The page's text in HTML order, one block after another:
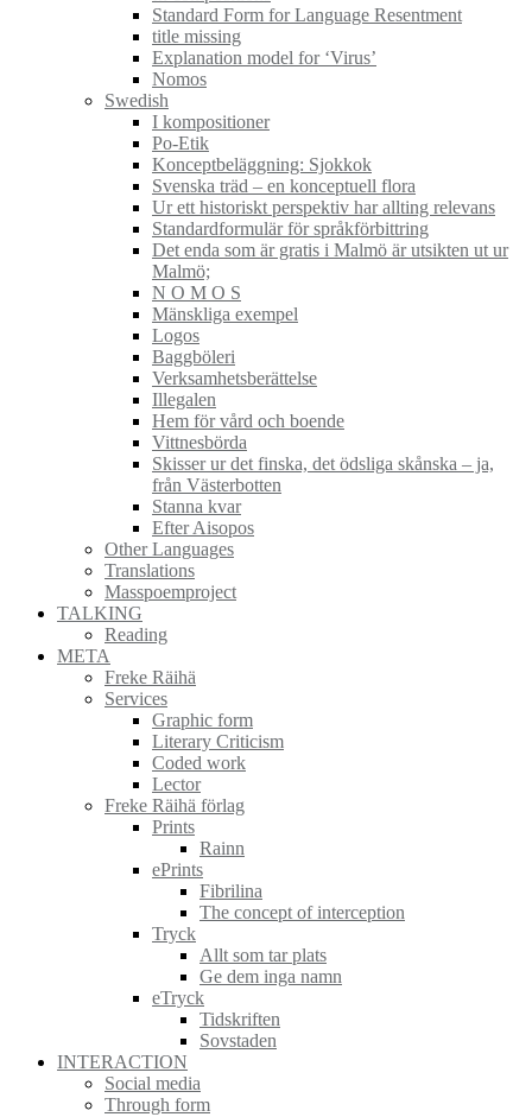
Standard Form for Language Resentment
title missing
Explanation model for ‘Virus’
Nomos
Swedish
I kompositioner
Po-Etik
Konceptbeläggning: Sjokkok
Svenska träd – en konceptuell flora
Ur ett historiskt perspektiv har allting relevans
Standardformulär för språkförbittring
Det enda som är gratis i Malmö är utsikten ut ur
Malmö;
N O M O S
Mänskliga exempel
Logos
Baggböleri
Verksamhetsberättelse
Illegalen
Hem för vård och boende
Vittnesbörda
Skisser ur det finska, det ödsliga skånska – ja,
från Västerbotten
Stanna kvar
Efter Aisopos
Other Languages
Translations
Masspoemproject
TALKING
Reading
META
Freke Räihä
Services
Graphic form
Literary Criticism
Coded work
Lector
Freke Räihä förlag
Prints
Rainn
ePrints
Fibrilina
The concept of interception
Tryck
Allt som tar plats
Ge dem inga namn
eTryck
Tidskriften
Sovstaden
INTERACTION
Social media
Through form